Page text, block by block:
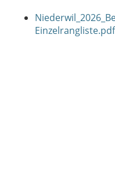
Einzelrangliste.pdf